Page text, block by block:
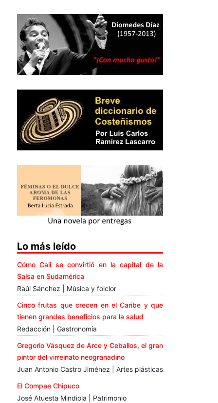
Lo más leído
Cómo Cali se convirtió en la capital de la
Salsa en Sudamérica
Raúl Sánchez | Música y folclor
Cinco frutas que crecen en el Caribe y que
tienen grandes beneficios para la salud
Redacción | Gastronomía
Gregorio Vásquez de Arce y Ceballos, el gran
pintor del virreinato neogranadino
Juan Antonio Castro Jiménez | Artes plásticas
El Compae Chipuco
José Atuesta Mindiola | Patrimonio